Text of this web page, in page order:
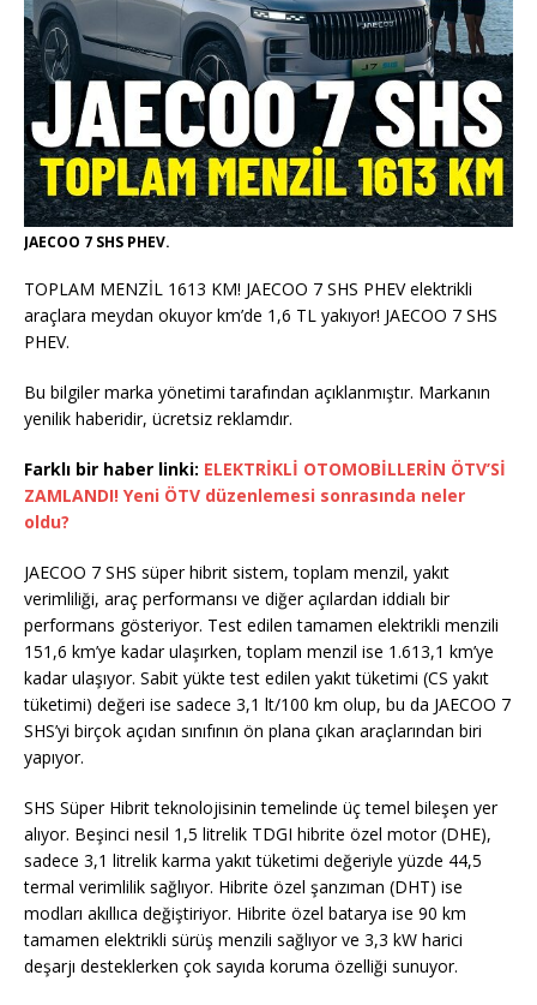
JAECOO 7 SHS PHEV.
TOPLAM MENZİL 1613 KM! JAECOO 7 SHS PHEV elektrikli
araçlara meydan okuyor km’de 1,6 TL yakıyor! JAECOO 7 SHS
PHEV.
Bu bilgiler marka yönetimi tarafından açıklanmıştır. Markanın
yenilik haberidir, ücretsiz reklamdır.
Farklı bir haber linki: ELEKTRİKLİ OTOMOBİLLERİN ÖTV’Sİ
ZAMLANDI! Yeni ÖTV düzenlemesi sonrasında neler
oldu?
JAECOO 7 SHS süper hibrit sistem, toplam menzil, yakıt
verimliliği, araç performansı ve diğer açılardan iddialı bir
performans gösteriyor. Test edilen tamamen elektrikli menzili
151,6 km’ye kadar ulaşırken, toplam menzil ise 1.613,1 km’ye
kadar ulaşıyor. Sabit yükte test edilen yakıt tüketimi (CS yakıt
tüketimi) değeri ise sadece 3,1 lt/100 km olup, bu da JAECOO 7
SHS’yi birçok açıdan sınıfının ön plana çıkan araçlarından biri
yapıyor.
SHS Süper Hibrit teknolojisinin temelinde üç temel bileşen yer
alıyor. Beşinci nesil 1,5 litrelik TDGI hibrite özel motor (DHE),
sadece 3,1 litrelik karma yakıt tüketimi değeriyle yüzde 44,5
termal verimlilik sağlıyor. Hibrite özel şanzıman (DHT) ise
modları akıllıca değiştiriyor. Hibrite özel batarya ise 90 km
tamamen elektrikli sürüş menzili sağlıyor ve 3,3 kW harici
deşarjı desteklerken çok sayıda koruma özelliği sunuyor.